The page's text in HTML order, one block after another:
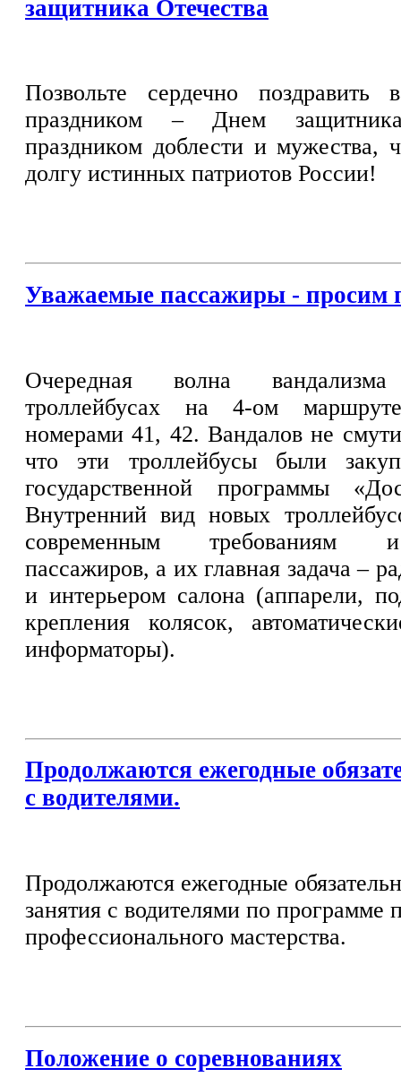
защитника Отечества
Позвольте сердечно
праздником – Днем
праздником доблести и мужества,
долгу истинных патриотов России!
Уважаемые пассажиры - просим
Очередная волна
троллейбусах на 4-ом
номерами 41, 42. Вандалов не
что эти троллейбусы были
государственной программы
Внутренний вид новых
современным требованиям
пассажиров, а их главная задача –
и интерьером салона (аппарели,
крепления колясок,
информаторы).
Продолжаются ежегодные
с водителями.
Продолжаются ежегодные
занятия с водителями по программе
профессионального мастерства.
Положение о соревнованиях